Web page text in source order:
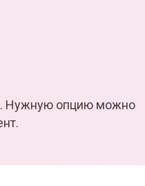
Нужную опцию можно